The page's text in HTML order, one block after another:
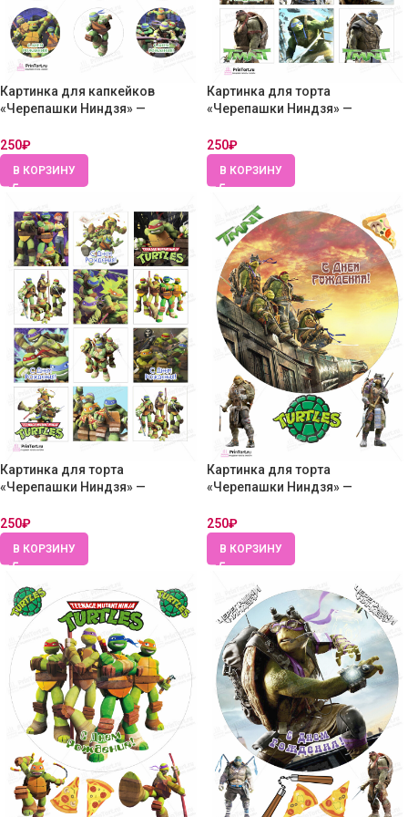
Картинка для капкейков
«Черепашки Ниндзя» —
толстая
250₽
В КОРЗИНУ
Картинка для торта
«Черепашки Ниндзя» —
толстая
250₽
В КОРЗИНУ
Картинка для торта
«Черепашки Ниндзя» —
толстая
250₽
В КОРЗИНУ
Картинка для торта
«Черепашки Ниндзя» —
толстая
250₽
В КОРЗИНУ